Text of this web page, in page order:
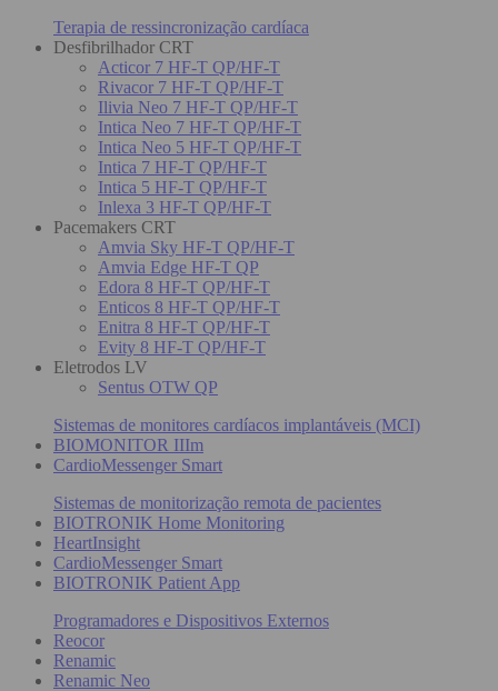
Terapia de ressincronização cardíaca
Desfibrilhador CRT
Acticor 7 HF-T QP/HF-T
Rivacor 7 HF-T QP/HF-T
Ilivia Neo 7 HF-T QP/HF-T
Intica Neo 7 HF-T QP/HF-T
Intica Neo 5 HF-T QP/HF-T
Intica 7 HF-T QP/HF-T
Intica 5 HF-T QP/HF-T
Inlexa 3 HF-T QP/HF-T
Pacemakers CRT
Amvia Sky HF-T QP/HF-T
Amvia Edge HF-T QP
Edora 8 HF-T QP/HF-T
Enticos 8 HF-T QP/HF-T
Enitra 8 HF-T QP/HF-T
Evity 8 HF-T QP/HF-T
Eletrodos LV
Sentus OTW QP
Sistemas de monitores cardíacos implantáveis (MCI)
BIOMONITOR IIIm
CardioMessenger Smart
Sistemas de monitorização remota de pacientes
BIOTRONIK Home Monitoring
HeartInsight
CardioMessenger Smart
BIOTRONIK Patient App
Programadores e Dispositivos Externos
Reocor
Renamic
Renamic Neo